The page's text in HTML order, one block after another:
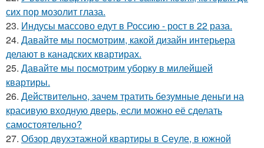
сих пор мозолит глаза.
23. Индусы массово едут в Россию - рост в 22 раза.
24. Давайте мы посмотрим, какой дизайн интерьера
делают в канадских квартирах.
25. Давайте мы посмотрим уборку в милейшей
квартиры.
26. Действительно, зачем тратить безумные деньги на
красивую входную дверь, если можно её сделать
самостоятельно?
27. Обзор двухэтажной квартиры в Сеуле, в южной